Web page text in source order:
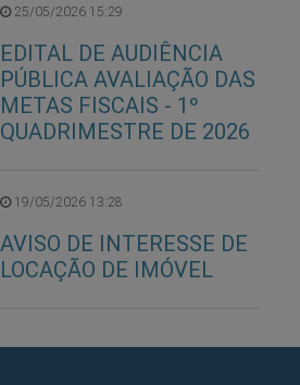
25/05/2026 15:29
EDITAL DE AUDIÊNCIA
PÚBLICA AVALIAÇÃO DAS
METAS FISCAIS - 1º
QUADRIMESTRE DE 2026
19/05/2026 13:28
AVISO DE INTERESSE DE
LOCAÇÃO DE IMÓVEL